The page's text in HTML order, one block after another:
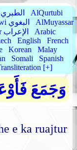
AtTabariy الطبري
AlQurtubi
AlBaghawi البغوي
AlMuyassar
Grammar الإعراب
Arabic
English
French
Korean
Malay
Somali
Spanish
[+]
وَجَمَعَ
e ka ruajtur